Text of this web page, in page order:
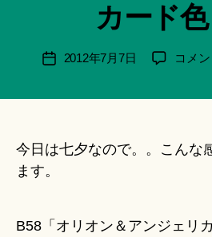
活
動
録・
品
ゴ
リ
カード色
投
＊
投
2012年7月7日
カ
の
コメ
今日は七夕なので。。こんな
ます。
B58「オリオン＆アンジェリカ